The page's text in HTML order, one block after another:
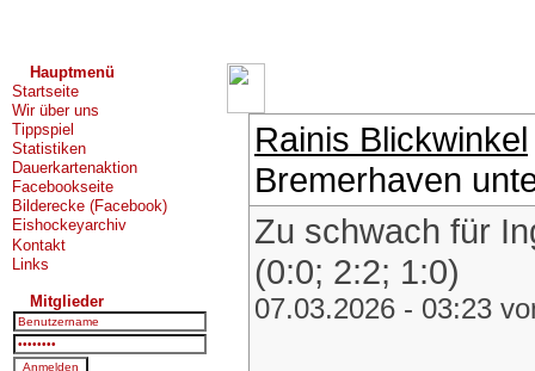
Hauptmenü
Startseite
Wir über uns
Tippspiel
Statistiken
Dauerkartenaktion
Facebookseite
Bilderecke (Facebook)
Eishockeyarchiv
Kontakt
Links
Mitglieder
Rainis Blickwinkel
Bremerhaven
Zu schwach für
(0:0; 2:2; 1:0)
07.03.2026 - 03:23